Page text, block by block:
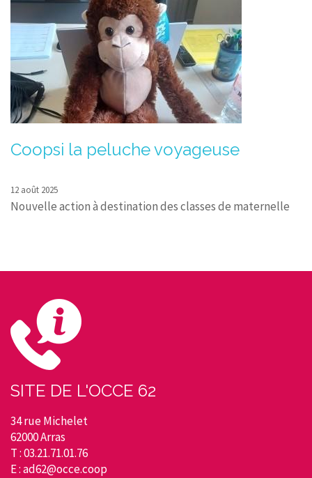
Coopsi la peluche voyageuse
12 août 2025
Nouvelle action à destination des classes de maternelle
SITE DE L'OCCE 62
34 rue Michelet
62000 Arras
T : 03.21.71.01.76
E : ad62@occe.coop